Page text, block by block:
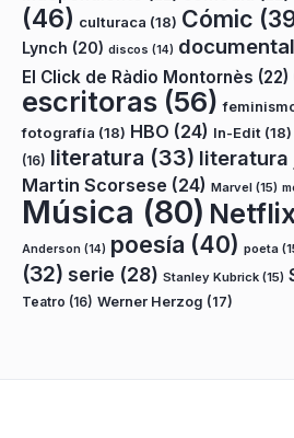
(46) culturaca (18) Cómic
Lynch (20) discos (14) documental
El Click de Ràdio Montornès (22)
escritoras (56)
fotografía (18) HBO (24) In-Edit (18)
(16) literatura (33) literatura
Martin Scorsese (24) Marvel (15)
Música (80)
Anderson (14) poesía (40) poeta
(32) serie (28) Stanley Kubrick (15)
Teatro (16) Werner Herzog (17)